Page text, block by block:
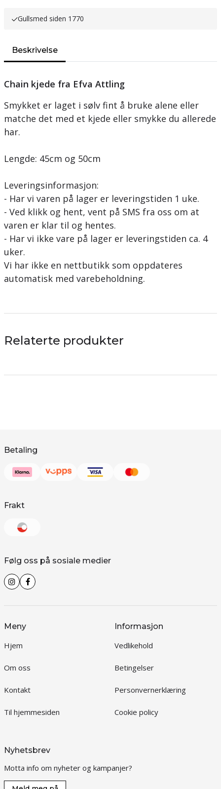
Gullsmed siden 1770
Beskrivelse
Chain kjede fra Efva Attling
Smykket er laget i sølv fint å bruke alene eller
matche det med et kjede eller smykke du allerede
har.
Lengde: 45cm og 50cm
Leveringsinformasjon:
- Har vi varen på lager er leveringstiden 1 uke.
- Ved klikk og hent, vent på SMS fra oss om at
varen er klar til og hentes.
- Har vi ikke vare på lager er leveringstiden ca. 4
uker.
Vi har ikke en nettbutikk som oppdateres
automatisk med varebeholdning.
Relaterte produkter
Betaling
Frakt
Følg oss på sosiale medier
Meny
Hjem
Om oss
Kontakt
Til hjemmesiden
Informasjon
Vedlikehold
Betingelser
Personvernerklæring
Cookie policy
Nyhetsbrev
Motta info om nyheter og kampanjer?